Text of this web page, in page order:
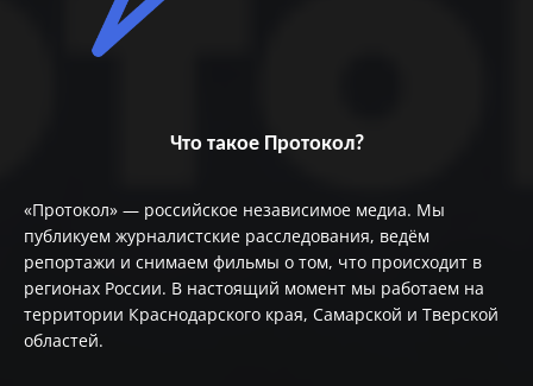
Что такое Протокол?
«Протокол» — российское независимое медиа. Мы
публикуем журналистские расследования, ведём
репортажи и снимаем фильмы о том, что происходит в
регионах России. В настоящий момент мы работаем на
территории Краснодарского края, Самарской и Тверской
областей.